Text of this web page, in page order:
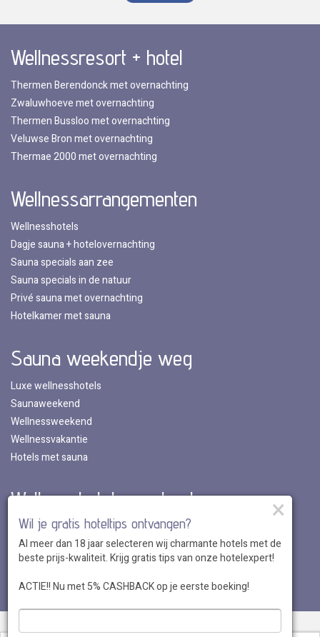
Wellnessresort + hotel
Thermen Berendonck met overnachting
Zwaluwhoeve met overnachting
Thermen Bussloo met overnachting
Veluwse Bron met overnachting
Thermae 2000 met overnachting
Wellnessarrangementen
Wellnesshotels
Dagje sauna + hotelovernachting
Sauna specials aan zee
Sauna specials in de natuur
Privé sauna met overnachting
Hotelkamer met sauna
Sauna weekendje weg
Luxe wellnesshotels
Saunaweekend
Wellnessweekend
Wellnessvakantie
Hotels met sauna
Wellnesshotels per land
Wellnesshotels in Nederland
Wellnesshotels in Belgie
Wellnesshotels in Luxemburg
Wellnesshotels in Duitsland
Over ons•Sitemap•Disclaimer•Voordelen•Privacy
×
Wil je gratis hoteltips ontvangen?
Al meer dan 18 jaar selecteren wij charmante hotels met de
beste prijs-kwaliteit. Krijg gratis tips van onze hotelexpert!
ACTIE!! Nu met 5% CASHBACK op je eerste boeking!